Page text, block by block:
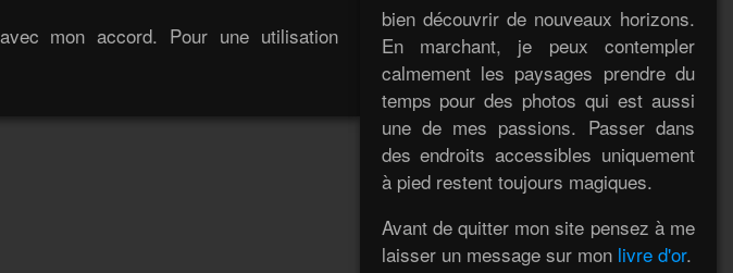
mon accord. Pour une utilisation
bien découvrir de nouveaux horizons.
En marchant, je peux contempler
calmement les paysages prendre du
temps pour des photos qui est aussi
une de mes passions. Passer dans
des endroits accessibles uniquement
à pied restent toujours magiques.
Avant de quitter mon site pensez à me
laisser un message sur mon livre d'or.